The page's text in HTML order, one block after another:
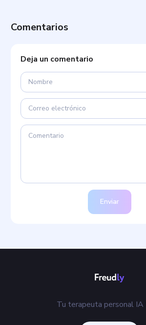
Comentarios
Deja un comentario
Enviar
Tu terapeuta personal IA